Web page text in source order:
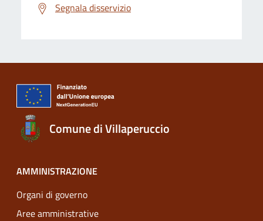
Segnala disservizio
Comune di Villaperuccio
AMMINISTRAZIONE
Organi di governo
Aree amministrative